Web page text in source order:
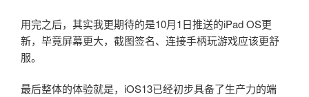
用完之后，其实我更期待的是10月1日推送的iPad OS更
新，毕竟屏幕更大，截图签名、连接手柄玩游戏应该更舒
服。
最后整体的体验就是，iOS13已经初步具备了生产力的端